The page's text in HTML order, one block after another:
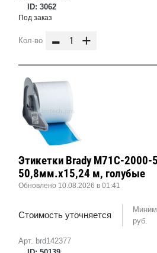
ID: 3062
Под заказ
Кол-во - +
Арт. brd142377
Этикетки Brady M71C-2000-
50,8мм.х15,24 м, голубые
Обновлено 10.08.2026 в 01:41
Стоимость уточняется
руб.